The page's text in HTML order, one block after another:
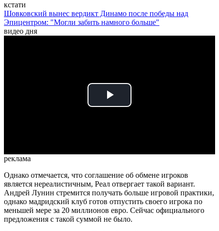
кстати
Шовковский вынес вердикт Динамо после победы над
Эпицентром: "Могли забить намного больше"
видео дня
Play
реклама
Однако отмечается, что соглашение об обмене игроков
является нереалистичным, Реал отвергает такой вариант.
Андрей Лунин стремится получать больше игровой практики,
однако мадридский клуб готов отпустить своего игрока по
меньшей мере за 20 миллионов евро. Сейчас официального
предложения с такой суммой не было.